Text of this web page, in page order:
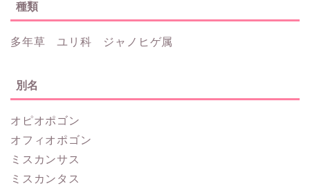
種類
多年草 ユリ科 ジャノヒゲ属
別名
オピオポゴン
オフィオポゴン
ミスカンサス
ミスカンタス